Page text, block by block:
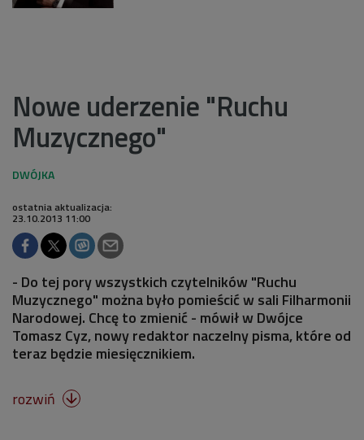
Nowe uderzenie "Ruchu
Muzycznego"
ostatnia aktualizacja:
23.10.2013 11:00
- Do tej pory wszystkich czytelników "Ruchu
Muzycznego" można było pomieścić w sali Filharmonii
Narodowej. Chcę to zmienić - mówił w Dwójce
Tomasz Cyz, nowy redaktor naczelny pisma, które od
teraz będzie miesięcznikiem.
rozwiń 